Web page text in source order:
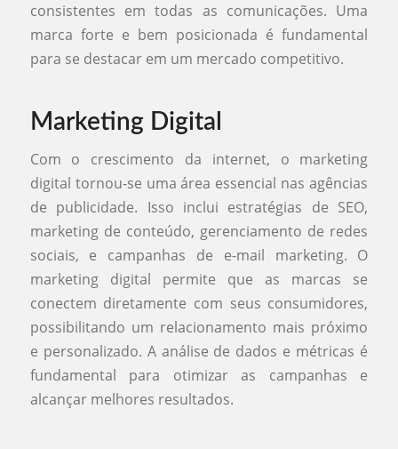
consistentes em todas as comunicações. Uma
marca forte e bem posicionada é fundamental
para se destacar em um mercado competitivo.
Marketing Digital
Com o crescimento da internet, o marketing
digital tornou-se uma área essencial nas agências
de publicidade. Isso inclui estratégias de SEO,
marketing de conteúdo, gerenciamento de redes
sociais, e campanhas de e-mail marketing. O
marketing digital permite que as marcas se
conectem diretamente com seus consumidores,
possibilitando um relacionamento mais próximo
e personalizado. A análise de dados e métricas é
fundamental para otimizar as campanhas e
alcançar melhores resultados.